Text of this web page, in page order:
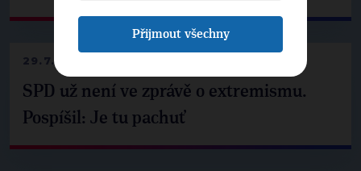
29.7.2026
SPD už není ve zprávě o extremismu.
Pospíšil: Je tu pachuť
Přijmout všechny